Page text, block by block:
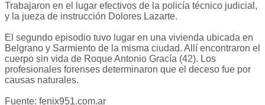
Trabajaron en el lugar efectivos de la policía técnico judicial,
y la jueza de instrucción Dolores Lazarte.
El segundo episodio tuvo lugar en una vivienda ubicada en
Belgrano y Sarmiento de la misma ciudad. Allí encontraron el
cuerpo sin vida de Roque Antonio Gracía (42). Los
profesionales forenses determinaron que el deceso fue por
causas naturales.
Fuente: fenix951.com.ar